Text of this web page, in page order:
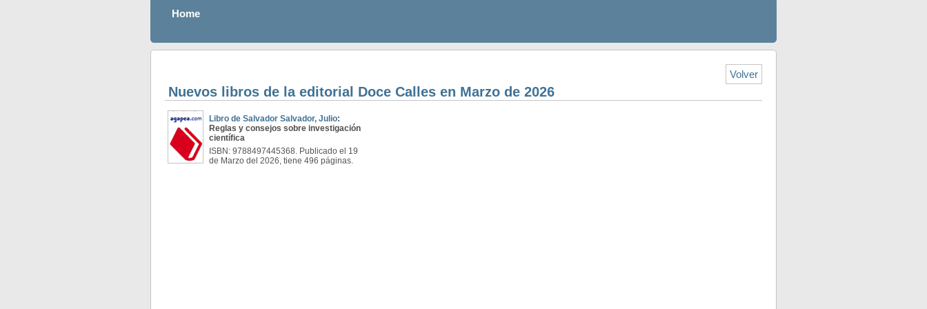
Home
Volver
Nuevos libros de la editorial Doce Calles en Marzo de 2026
Libro de Salvador Salvador, Julio:
Reglas y consejos sobre investigación
científica
ISBN: 9788497445368. Publicado el 19
de Marzo del 2026, tiene 496 páginas.